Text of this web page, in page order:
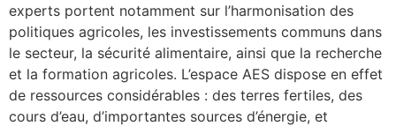
experts portent notamment sur l’harmonisation des
politiques agricoles, les investissements communs dans
le secteur, la sécurité alimentaire, ainsi que la recherche
et la formation agricoles. L’espace AES dispose en effet
de ressources considérables : des terres fertiles, des
cours d’eau, d’importantes sources d’énergie, et